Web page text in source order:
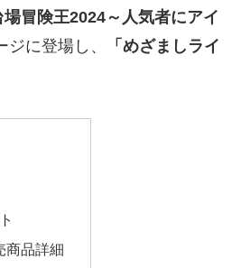
場冒険王2024～人気者にアイ
に登場し、
「めざましライ
商品詳細